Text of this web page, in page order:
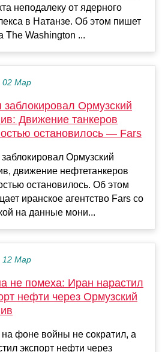
неподалеку от ядерного
в Натанзе. Об этом пишет
The Washington ...
02 Мар
заблокировал Ормузский
Движение танкеров
остановилось — Fars
Ормузский
движение нефтетанкеров
остановилось. Об этом
иранское агентство Fars со
на данные мони...
12 Мар
не помеха: Иран нарастил
нефти через Ормузский
фоне войны не сократил, а
экспорт нефти через